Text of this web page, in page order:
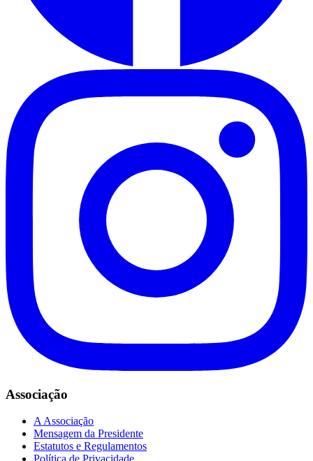
Associação
A Associação
Mensagem da Presidente
Estatutos e Regulamentos